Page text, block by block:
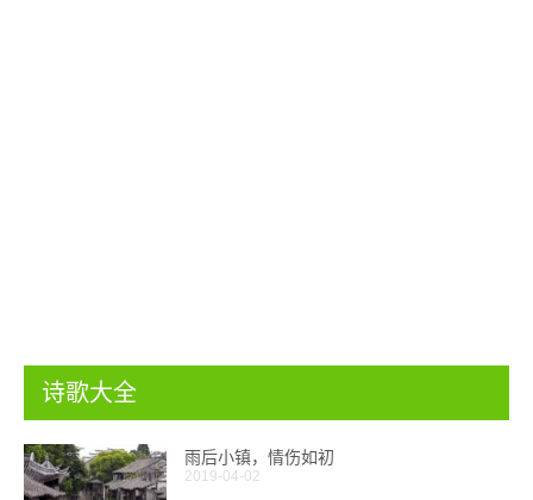
诗歌大全
雨后小镇，情伤如初
2019-04-02